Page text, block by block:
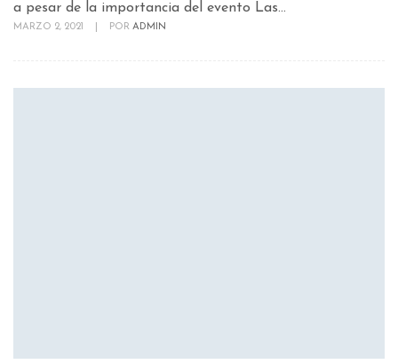
a pesar de la importancia del evento Las...
MARZO 2, 2021 POR ADMIN